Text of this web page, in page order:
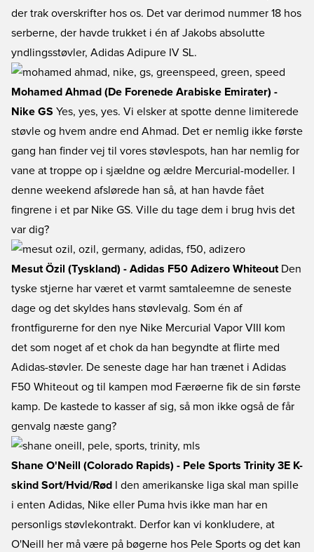
der trak overskrifter hos os. Det var derimod nummer 18 hos
serberne, der havde trukket i én af Jakobs absolutte
yndlingsstøvler, Adidas Adipure IV SL.
Mohamed Ahmad (De Forenede Arabiske Emirater) -
Nike GS Yes, yes, yes. Vi elsker at spotte denne limiterede
støvle og hvem andre end Ahmad. Det er nemlig ikke første
gang han finder vej til vores støvlespots, han har nemlig for
vane at troppe op i sjældne og ældre Mercurial-modeller. I
denne weekend afslørede han så, at han havde fået
fingrene i et par Nike GS. Ville du tage dem i brug hvis det
var dig?
Mesut Özil (Tyskland) - Adidas F50 Adizero Whiteout Den
tyske stjerne har været et varmt samtaleemne de seneste
dage og det skyldes hans støvlevalg. Som én af
frontfigurerne for den nye Nike Mercurial Vapor VIII kom
det som noget af et chok da han begyndte at flirte med
Adidas-støvler. De seneste dage har han trænet i Adidas
F50 Whiteout og til kampen mod Færøerne fik de sin første
kamp. De kastede to kasser af sig, så mon ikke også de får
genvalg næste gang?
Shane O'Neill (Colorado Rapids) - Pele Sports Trinity 3E K-
skind Sort/Hvid/Rød I den amerikanske liga skal man spille
i enten Adidas, Nike eller Puma hvis ikke man har en
personligs støvlekontrakt. Derfor kan vi konkludere, at
O'Neill her må være på bøgerne hos Pele Sports og det kan